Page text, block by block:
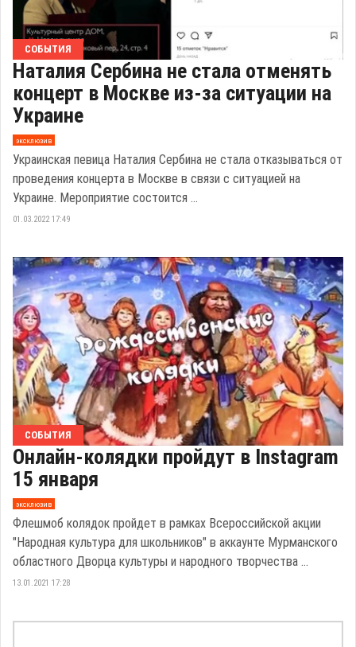
СОБЫТИЯ
Наталия Сербина не стала отменять
концерт в Москве из-за ситуации на
Украине
эксклюзив
Украинская певица Наталия Сербина не стала отказываться от
проведения концерта в Москве в связи с ситуацией на
Украине. Мероприятие состоится ...
01.03.2022 17:49
СОБЫТИЯ
Онлайн-колядки пройдут в Instagram
15 января
эксклюзив
Флешмоб колядок пройдет в рамках Всероссийской акции
"Народная культура для школьников" в аккаунте Мурманского
областного Дворца культуры и народного творчества ...
13.01.2021 17:28